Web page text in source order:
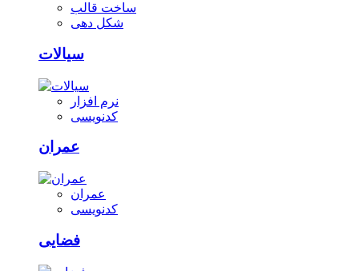
ساخت قالب
شکل دهی
سیالات
نرم افزار
کدنویسی
عمران
عمران
کدنویسی
فضایی